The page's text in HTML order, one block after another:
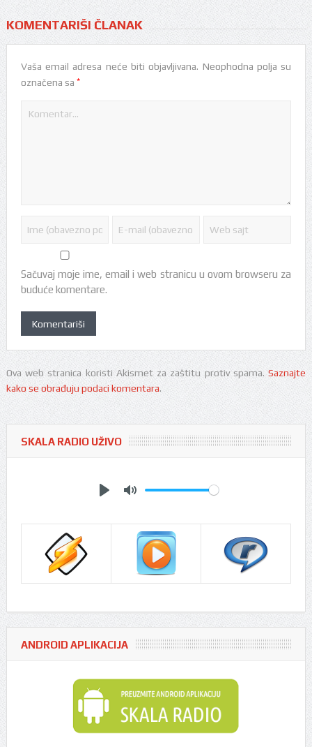
KOMENTARIŠI ČLANAK
Vaša email adresa neće biti objavljivana. Neophodna polja su
označena sa *
Sačuvaj moje ime, email i web stranicu u ovom browseru za
buduće komentare.
Ova web stranica koristi Akismet za zaštitu protiv spama.Saznajte
kako se obrađuju podaci komentara.
SKALA RADIO UŽIVO
ANDROID APLIKACIJA